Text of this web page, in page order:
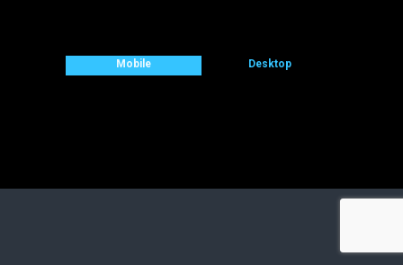
Mobile Desktop